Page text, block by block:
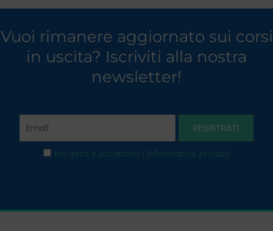
Vuoi rimanere aggiornato sui corsi
in uscita? Iscriviti alla nostra
newsletter!
Ho letto e accettato l’informativa privacy